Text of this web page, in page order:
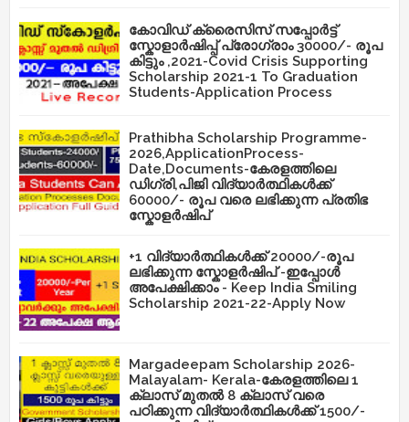
കോവിഡ് ക്രൈസിസ് സപ്പോർട്ട്
സ്കോളാർഷിപ്പ് പ്രോഗ്രാം 30000/- രൂപ
കിട്ടും ,2021-Covid Crisis Supporting
Scholarship 2021-1 To Graduation
Students-Application Process
Prathibha Scholarship Programme-
2026,ApplicationProcess-
Date,Documents-കേരളത്തിലെ
ഡിഗ്രി,പിജി വിദ്യാർത്ഥികൾക്ക്
60000/- രൂപ വരെ ലഭിക്കുന്ന പ്രതിഭ
സ്കോളർഷിപ്
+1 വിദ്യാർത്ഥികൾക്ക് 20000/-രൂപ
ലഭിക്കുന്ന സ്കോളർഷിപ് -ഇപ്പോൾ
അപേക്ഷിക്കാം - Keep India Smiling
Scholarship 2021-22-Apply Now
Margadeepam Scholarship 2026-
Malayalam- Kerala-കേരളത്തിലെ 1
ക്ലാസ് മുതൽ 8 ക്ലാസ് വരെ
പഠിക്കുന്ന വിദ്യാർത്ഥികൾക്ക് 1500/-